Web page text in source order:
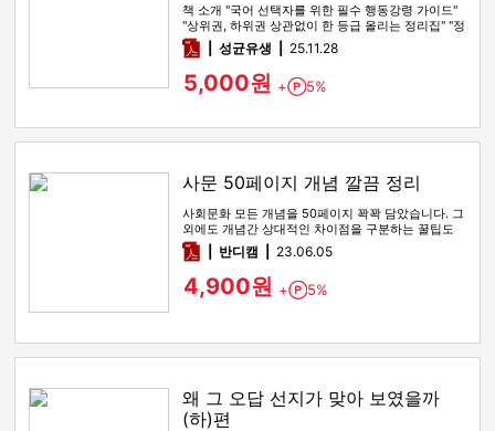
책 소개 "국어 선택자를 위한 필수 행동강령 가이드"
"상위권, 하위권 상관없이 한 등급 올리는 정리집" "정
시파이터 적극 …
pdf성균유생 25.11.28
5,000원 + Point
5%
사문 50페이지 개념 깔끔 정리
사회문화 모든 개념을 50페이지 꽉꽉 담았습니다. 그
외에도 개념간 상대적인 차이점을 구분하는 꿀팁도
함께 있습니다
pdf반디캠 23.06.05
4,900원 + Point
5%
왜 그 오답 선지가 맞아 보였을까
(하)편